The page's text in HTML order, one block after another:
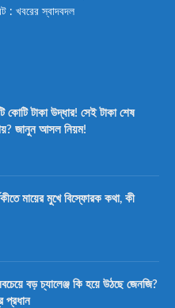
: খবরের স্বাদবদল
কোটি টাকা উদ্ধার! সেই টাকা শেষ
জানুন আসল নিয়ম!
মায়ের মুখে বিস্ফোরক কথা, কী
বড় চ্যালেঞ্জ কি হয়ে উঠছে জেনজি?
প্রধান